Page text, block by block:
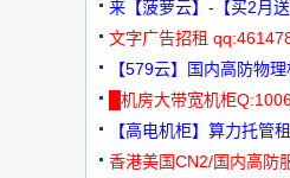
来【菠萝云】-【买2月
文字广告招租
【579云】国内高防物
元
█机房大带宽机柜
【高电机柜】算力托管
机
香港美国CN2/国内高防